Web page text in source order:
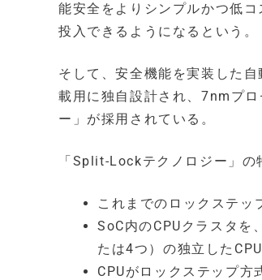
能安全をよりシンプルかつ低
投入できるようになるという。
そして、安全機能を実装した
載用に独自設計され、7nmプ
ー」が採用されている。
「Split-Lockテクノロジー」の
これまでのロックステッ
SoC内のCPUクラスタを
たは4つ）の独立した
CPUがロックステップ方